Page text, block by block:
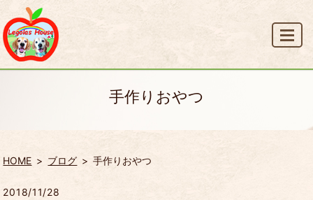
手作りおやつ
HOME ブログ 手作りおやつ
2018/11/28